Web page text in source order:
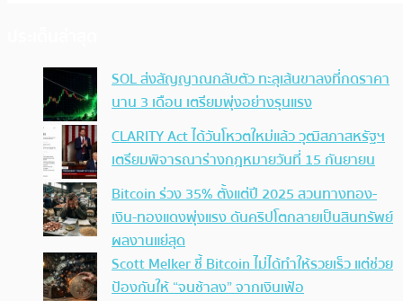
SOL ส่งสัญญาณกลับตัว ทะลุเส้นขาลงที่กดราคา
นาน 3 เดือน เตรียมพุ่งอย่างรุนแรง
CLARITY Act ได้วันโหวตใหม่แล้ว วุฒิสภาสหรัฐฯ
เตรียมพิจารณาร่างกฎหมายวันที่ 15 กันยายน
Bitcoin ร่วง 35% ตั้งแต่ปี 2025 สวนทางทอง-
เงิน-ทองแดงพุ่งแรง ดันคริปโตกลายเป็นสินทรัพย์
ผลงานแย่สุด
Scott Melker ชี้ Bitcoin ไม่ได้ทำให้รวยเร็ว แต่ช่วย
ป้องกันให้ “จนช้าลง” จากเงินเฟ้อ